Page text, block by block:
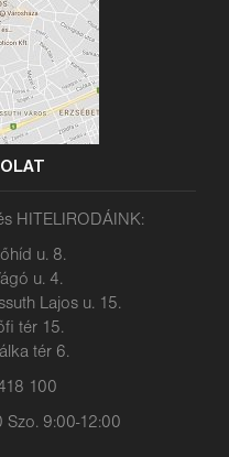
HITELIRODÁINK:
u. 8.
u. 4.
Lajos u. 15.
tér 15.
tér 6.
100
Szo. 9:00-12:00